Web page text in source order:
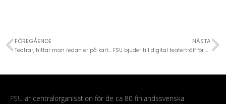
FÖREGÅENDE
Teatrar, hittar man redan er på kartan?
NÄSTA
FSU bjuder till digital teaterträff för amatörteatrarna!
FSU är centralorganisation för de ca 80 finlandssvenska